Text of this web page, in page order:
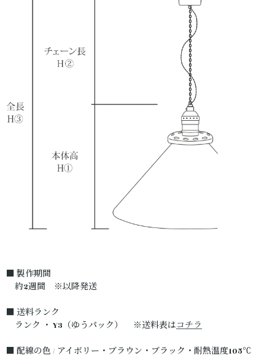
■ 製作期間
約2週間 ※以降発送
■ 送料ランク
ランク ・ Y3（ゆうパック） ※送料表はコチラ
■ 配線の色 / アイボリー・ブラウン・ブラック・耐熱温度105℃